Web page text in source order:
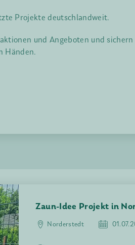
Projekte deutschlandweit.
und Angeboten und
Händen.